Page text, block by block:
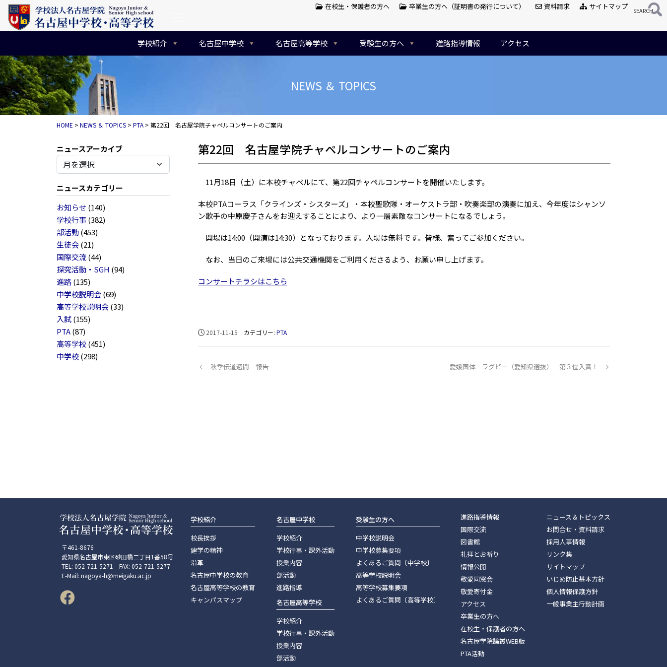
コンテンツへスキップ
メインナビゲーション
学校紹介 名古屋中学校 名古屋高等学校 受験生の方へ 進路指導情報 アクセス
在校生・保護者の方へ 卒業生の方へ（証明書の発行について） 資料請求 サイトマップ
NEWS ＆ TOPICS
HOME > NEWS ＆ TOPICS > PTA > 第22回 名古屋学院チャペルコンサートのご案内
アーカイブ
ニュースカテゴリー
お知らせ (140)
学校行事(382)
部活動(453)
生徒会(21)
国際交流(44)
探究活動・SGH (94)
進路(135)
中学校説明会(69)
高等学校説明会(33)
入試(155)
PTA(87)
高等学校(451)
中学校(298)
第22回 名古屋学院チャペルコンサートのご案内
11月18日（土）に本校チャペルにて、第22回チャペルコンサートを開催いたします。
本校PTAコーラス「クラインズ・シスターズ」・本校聖歌隊・オーケストラ部・吹奏楽部の演奏に加え、今年度はシャンソ
ン歌手の中原慶子さんをお迎えすることにより、より一層素敵なコンサートになるでしょう。
開場は14:00（開演は14:30）となっております。入場は無料です。皆様、奮ってご参加ください。
なお、当日のご来場には公共交通機関をご利用くださるよう、お願い申し上げます。
コンサートチラシはこちら
2017-11-15 カテゴリー: PTA
秋季伝道週間 報告 愛媛国体 ラグビー（愛知県選抜） 第３位入賞！
〒461-8676
愛知県名古屋市東区砂田橋二丁目1番58号
TEL: 052-721-5271 FAX: 052-721-5277
E-Mail: nagoya-h@meigaku.ac.jp
学校紹介
校長挨拶
建学の精神
沿革
名古屋中学校の教育
名古屋高等学校の教育
キャンパスマップ
名古屋中学校
学校紹介
学校行事・課外活動
授業内容
部活動
進路指導
名古屋高等学校
学校紹介
学校行事・課外活動
授業内容
部活動
受験生の方へ
中学校説明会
中学校募集要項
よくあるご質問〔中学校〕
高等学校説明会
高等学校募集要項
よくあるご質問〔高等学校〕
進路指導情報
国際交流
図書館
礼拝とお祈り
情報公開
敬愛同窓会
敬愛寄付金
アクセス
卒業生の方へ
在校生・保護者の方へ
名古屋学院論叢WEB版
PTA活動
ニュース＆トピックス
お問合せ・資料請求
採用人事情報
リンク集
サイトマップ
いじめ防止基本方針
個人情報保護方針
一般事業主行動計画